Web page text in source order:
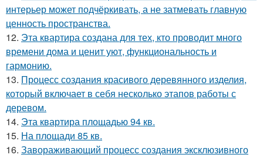
интерьер может подчёркивать, а не затмевать главную
ценность пространства.
12. Эта квартира создана для тех, кто проводит много
времени дома и ценит уют, функциональность и
гармонию.
13. Процесс создания красивого деревянного изделия,
который включает в себя несколько этапов работы с
деревом.
14. Эта квартира площадью 94 кв.
15. На площади 85 кв.
16. Завораживающий процесс создания эксклюзивного